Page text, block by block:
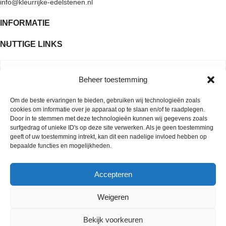
Beheer toestemming
Om de beste ervaringen te bieden, gebruiken wij technologieën zoals
cookies om informatie over je apparaat op te slaan en/of te raadplegen.
Door in te stemmen met deze technologieën kunnen wij gegevens zoals
surfgedrag of unieke ID's op deze site verwerken. Als je geen toestemming
geeft of uw toestemming intrekt, kan dit een nadelige invloed hebben op
bepaalde functies en mogelijkheden.
Accepteren
Weigeren
Bekijk voorkeuren
kristalpunten die het licht vangen en
tonen ook een subtiele rokerige
diepte.Alacam Amethist
Lengte:6,8 cm
Breedte:2,6 cm
Gewicht: 144 gram
Uniek natuurproduct:
is een natuurproduct: elk
onderstrepen het authentieke
info@kleurrijke-edelstenen.nl
INFORMATIE
NUTTIGE LINKS
Copyright © 2026 Kleurrijke edelstenen